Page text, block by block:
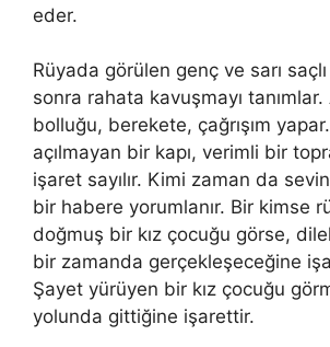
eder.
Rüyada görülen genç ve sarı
sonra rahata kavuşmayı tanımlar.
bolluğu, berekete, çağrışım
açılmayan bir kapı, verimli bir
işaret sayılır. Kimi zaman da
bir habere yorumlanır. Bir kimse
doğmuş bir kız çocuğu görse,
bir zamanda gerçekleşeceğine
Şayet yürüyen bir kız çocuğu
yolunda gittiğine işarettir.